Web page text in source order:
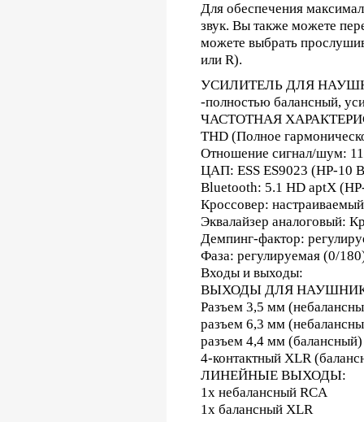
Для обеспечения
звук. Вы также можете
можете выбрать
или R).
УСИЛИТЕЛЬ ДЛЯ
-полностью балансный,
ЧАСТОТНАЯ
THD (Полное
Отношение сигнал/шум:
ЦАП: ESS ES9023 (HP-10
Bluetooth: 5.1 HD aptX
Кроссовер:
Эквалайзер аналоговый:
Демпинг-фактор:
Фаза: регулируемая (0/
Входы и выходы:
ВЫХОДЫ ДЛЯ
Разъем 3,5 мм
разъем 6,3 мм
разъем 4,4 мм (балансный)
4-контактный XLR
ЛИНЕЙНЫЕ ВЫХОДЫ:
1x небалансный RCA
1x балансный XLR